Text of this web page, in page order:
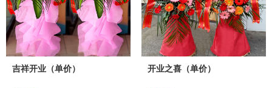
吉祥开业（单价） 开业之喜（单价）